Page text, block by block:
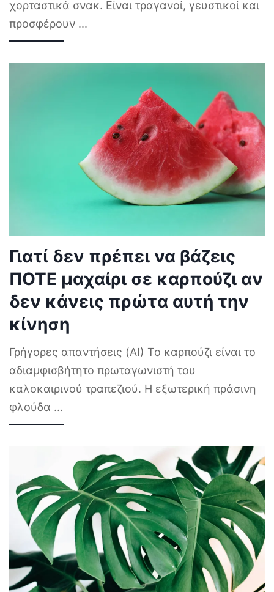
χορταστικά σνακ. Είναι τραγανοί, γευστικοί και
προσφέρουν ...
Γιατί δεν πρέπει να βάζεις
ΠΟΤΕ μαχαίρι σε καρπούζι αν
δεν κάνεις πρώτα αυτή την
κίνηση
Γρήγορες απαντήσεις (AI) Το καρπούζι είναι το
αδιαμφισβήτητο πρωταγωνιστή του
καλοκαιρινού τραπεζιού. Η εξωτερική πράσινη
φλούδα ...